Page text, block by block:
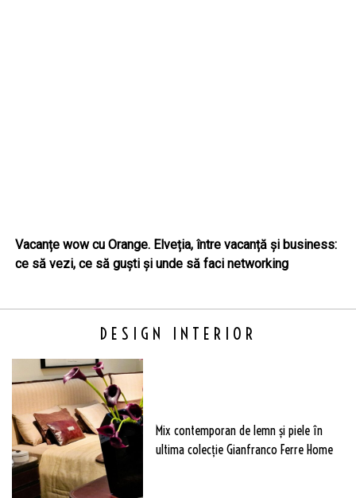
Vacanțe wow cu Orange. Elveția, între vacanță și business:
ce să vezi, ce să guști și unde să faci networking
DESIGN INTERIOR
Mix contemporan de lemn şi piele în
ultima colecție Gianfranco Ferre Home